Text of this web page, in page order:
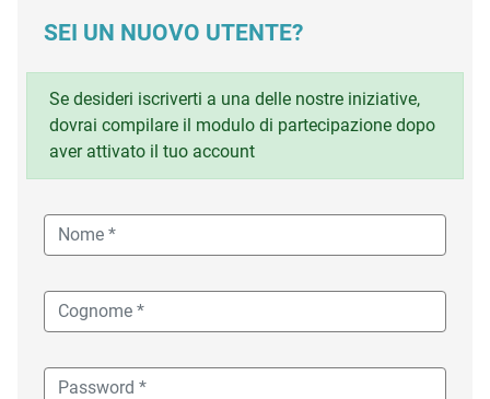
SEI UN NUOVO UTENTE?
Se desideri iscriverti a una delle nostre iniziative,
dovrai compilare il modulo di partecipazione dopo
aver attivato il tuo account